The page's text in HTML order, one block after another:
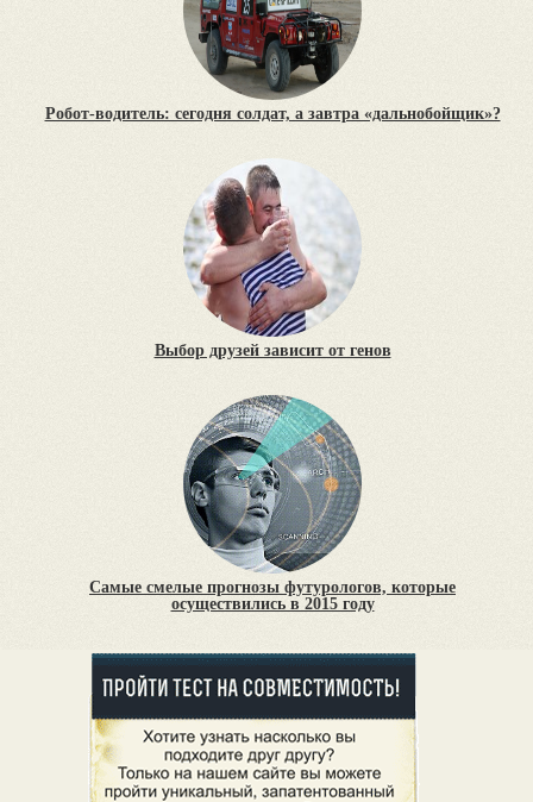
Робот-водитель: сегодня солдат, а завтра «дальнобойщик»?
Выбор друзей зависит от генов
Самые смелые прогнозы футурологов, которые
осуществились в 2015 году